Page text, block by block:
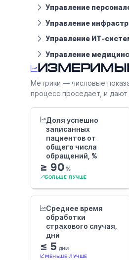
Управление
Управление
Управление ИТ-
Управление
Метрики — числовые
процесс проседает, и дают
Доля успешно
записанных
пациентов от
общего числа
обращений, %
≥ 90%
БОЛЬШЕ ЛУЧШЕ
Среднее время
обработки
страхового случая,
дни
≤ 5 дни
МЕНЬШЕ ЛУЧШЕ